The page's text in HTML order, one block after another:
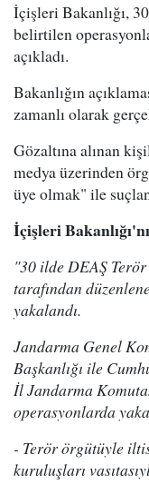
İçişleri Bakanlığı,
belirtilen
açıkladı.
Bakanlığın
zamanlı olarak
Gözaltına alınan
medya üzerinden
üye olmak" ile
İçişleri
"30 ilde DEAŞ
tarafından
yakalandı.
Jandarma Genel
Başkanlığı ile
İl Jandarma
operasyonlarda
- Terör örgütüyle
kuruluşları